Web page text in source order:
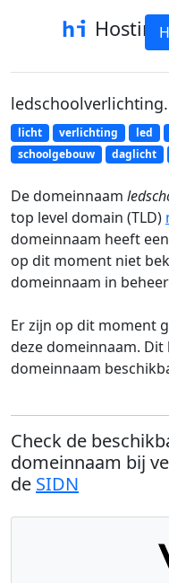
licht verlichting led
schoolgebouw
daglicht
De domeinnaam
top level domain (TLD)
domeinnaam heeft
op dit moment niet
domeinnaam in
Er zijn op dit moment
deze domeinnaam.
domeinnaam
Check de
domeinnaam bij
de SIDN